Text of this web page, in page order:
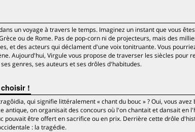
un voyage à travers le temps. Imaginez un instant que vous
ou de Rome. Pas de pop-corn ni de projecteurs, mais des
et des acteurs qui déclament d'une voix tonitruante. Vous
Aujourd'hui, Virgule vous propose de traverser les siècles pour
genres, ses auteurs et ses drôles d'habitudes.
!
qui signifie littéralement « chant du bouc » ? Oui, vous avez
antique, on organisait des concours où l'on chantait et dansait en
pouvait être offert en sacrifice ou en prix. Derrière cette drôle
: la tragédie.